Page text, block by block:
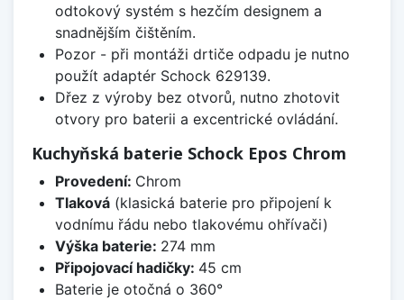
odtokový systém s hezčím designem a
snadnějším čištěním.
Pozor - při montáži drtiče odpadu je nutno
použít adaptér Schock 629139.
Dřez z výroby bez otvorů, nutno zhotovit
otvory pro baterii a excentrické ovládání.
Kuchyňská baterie Schock Epos Chrom
Provedení: Chrom
Tlaková(klasická baterie pro připojení k
vodnímu řádu nebo tlakovému ohřívači)
Výška baterie: 274 mm
Připojovací hadičky: 45 cm
Baterie je otočná o 360°